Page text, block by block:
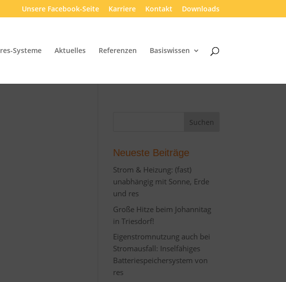
Unsere Facebook-Seite Karriere Kontakt Downloads
res-Systeme Aktuelles Referenzen Basiswissen
Neueste Beiträge
Strom & Heizung: (fast)
unabhängig mit Sonne, Erde
und res
Große Hitze beim Johannitag
in Triesdorf!
Eigenstromnutzung auch bei
Stromausfall: Inselfähiges
Batteriespeichersystem von
res